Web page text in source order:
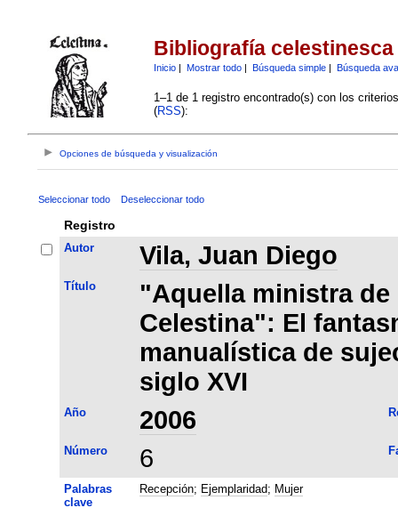
Bibliografía celestinesca
Inicio| Mostrar todo| Búsqueda simple| Búsqueda
1–1 de 1 registro encontrado(s) con los
(RSS):
Opciones de búsqueda y visualización
Seleccionar todo Deseleccionar todo
Registro
Autor Vila, Juan Diego
Título
"Aquella ministra de
Celestina": El
manualística de
siglo XVI
Año 2006
Número 6
Palabras
clave
Recepción; Ejemplaridad; Mujer